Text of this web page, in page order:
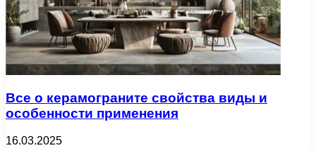
Все о керамограните свойства виды и
особенности применения
16.03.2025